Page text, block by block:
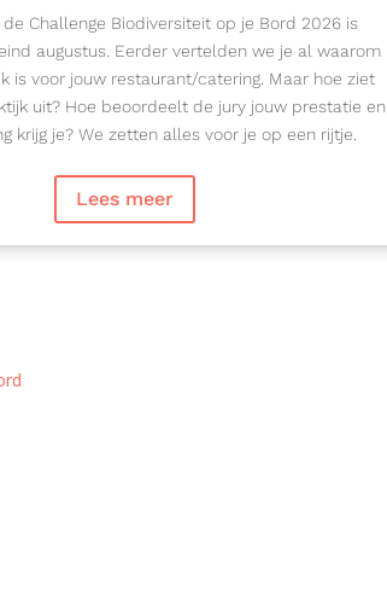
de Challenge Biodiversiteit op je Bord 2026 is
augustus. Eerder vertelden we je al waarom
is voor jouw restaurant/catering. Maar hoe ziet
uit? Hoe beoordeelt de jury jouw prestatie en
krijg je? We zetten alles voor je op een rijtje.
Lees meer